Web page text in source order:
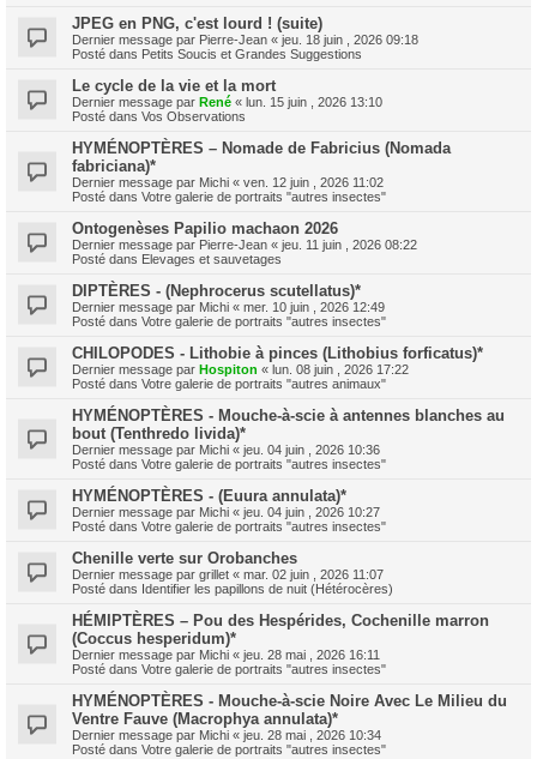
JPEG en PNG, c'est lourd ! (suite)
Dernier message par Pierre-Jean « jeu. 18 juin , 2026 09:18
Posté dans Petits Soucis et Grandes Suggestions
Le cycle de la vie et la mort
Dernier message par René « lun. 15 juin , 2026 13:10
Posté dans Vos Observations
HYMÉNOPTÈRES – Nomade de Fabricius (Nomada
fabriciana)*
Dernier message par Michi « ven. 12 juin , 2026 11:02
Posté dans Votre galerie de portraits "autres insectes"
Ontogenèses Papilio machaon 2026
Dernier message par Pierre-Jean « jeu. 11 juin , 2026 08:22
Posté dans Elevages et sauvetages
DIPTÈRES - (Nephrocerus scutellatus)*
Dernier message par Michi « mer. 10 juin , 2026 12:49
Posté dans Votre galerie de portraits "autres insectes"
CHILOPODES - Lithobie à pinces (Lithobius forficatus)*
Dernier message par Hospiton « lun. 08 juin , 2026 17:22
Posté dans Votre galerie de portraits "autres animaux"
HYMÉNOPTÈRES - Mouche-à-scie à antennes blanches au
bout (Tenthredo livida)*
Dernier message par Michi « jeu. 04 juin , 2026 10:36
Posté dans Votre galerie de portraits "autres insectes"
HYMÉNOPTÈRES - (Euura annulata)*
Dernier message par Michi « jeu. 04 juin , 2026 10:27
Posté dans Votre galerie de portraits "autres insectes"
Chenille verte sur Orobanches
Dernier message par grillet « mar. 02 juin , 2026 11:07
Posté dans Identifier les papillons de nuit (Hétérocères)
HÉMIPTÈRES – Pou des Hespérides, Cochenille marron
(Coccus hesperidum)*
Dernier message par Michi « jeu. 28 mai , 2026 16:11
Posté dans Votre galerie de portraits "autres insectes"
HYMÉNOPTÈRES - Mouche-à-scie Noire Avec Le Milieu du
Ventre Fauve (Macrophya annulata)*
Dernier message par Michi « jeu. 28 mai , 2026 10:34
Posté dans Votre galerie de portraits "autres insectes"